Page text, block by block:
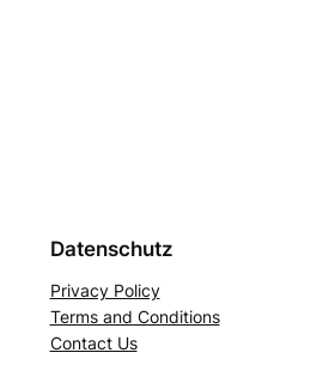
Datenschutz
Privacy Policy
Terms and Conditions
Contact Us